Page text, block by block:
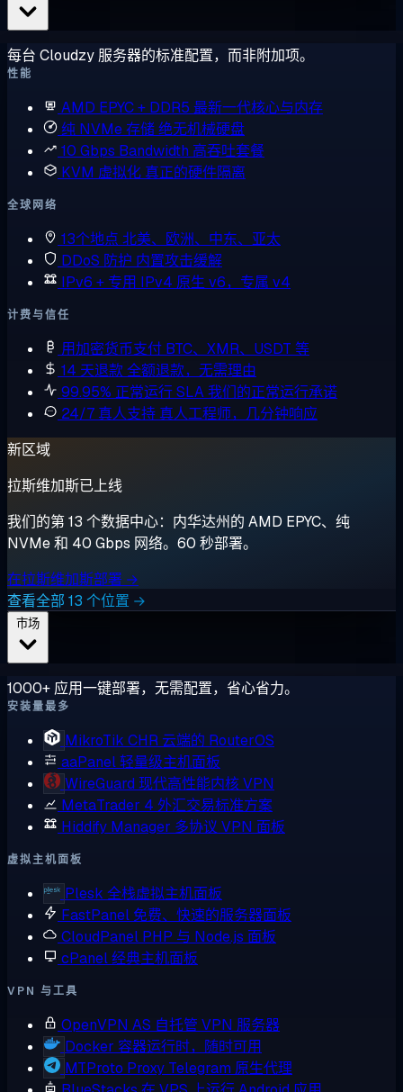
每台 Cloudzy 服务器的标准配置，而非附加项。
性能
AMD EPYC + DDR5 最新一代核心与内存
纯 NVMe 存储绝无机械硬盘
10 Gbps Bandwidth 高吞吐套餐
KVM 虚拟化 真正的硬件隔离
全球网络
13个地点 北美、欧洲、中东、亚太
DDoS 防护 内置攻击缓解
IPv6 + 专用 IPv4 原生 v6，专属 v4
计费与信任
用加密货币支付 BTC、XMR、USDT 等
14 天退款全额退款，无需理由
99.95% 正常运行 SLA我们的正常运行承诺
24/7 真人支持 真人工程师，几分钟响应
新区域
拉斯维加斯已上线
我们的第 13 个数据中心：内华达州的 AMD EPYC、纯
NVMe 和 40 Gbps 网络。60 秒部署。
在拉斯维加斯部署 →
查看全部 13 个位置 →
1000+ 应用一键部署，无需配置，省心省力。
安装量最多
MikroTik CHR 云端的 RouterOS
aaPanel轻量级主机面板
WireGuard 现代高性能内核 VPN
MetaTrader 4 外汇交易标准方案
Hiddify Manager 多协议 VPN 面板
虚拟主机面板
Plesk 全栈虚拟主机面板
FastPanel 免费、快速的服务器面板
CloudPanel PHP 与 Node.js 面板
cPanel经典主机面板
VPN 与工具
OpenVPN AS 自托管 VPN 服务器
Docker 容器运行时，随时可用
MTProto Proxy Telegram 原生代理